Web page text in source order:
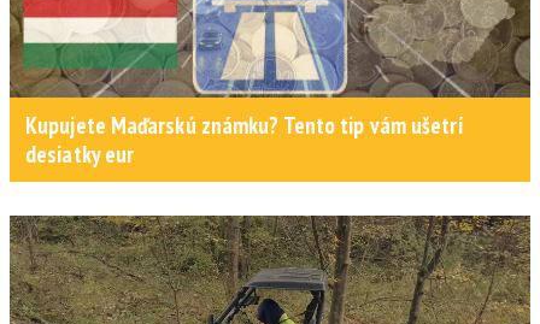
Kupujete Maďarskú známku? Tento tip vám ušetrí
desiatky eur